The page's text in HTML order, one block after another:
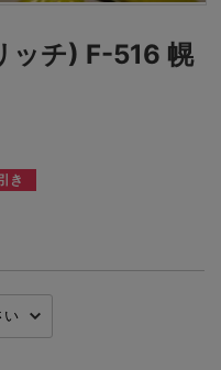
ッチ) F-516 幌
き